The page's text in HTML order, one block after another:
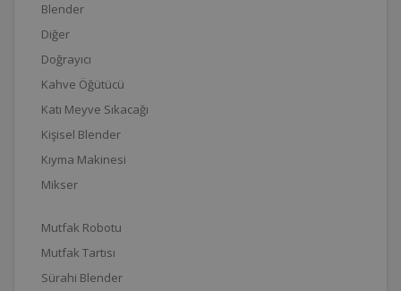
Blender
Diğer
Doğrayıcı
Kahve Öğütücü
Katı Meyve Sıkacağı
Kişisel Blender
Kıyma Makinesi
Mikser
Mutfak Robotu
Mutfak Tartısı
Sürahi Blender